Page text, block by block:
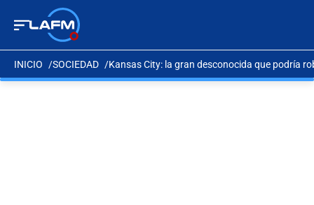
INICIO SOCIEDAD Kansas City: la gran desconocida que podría